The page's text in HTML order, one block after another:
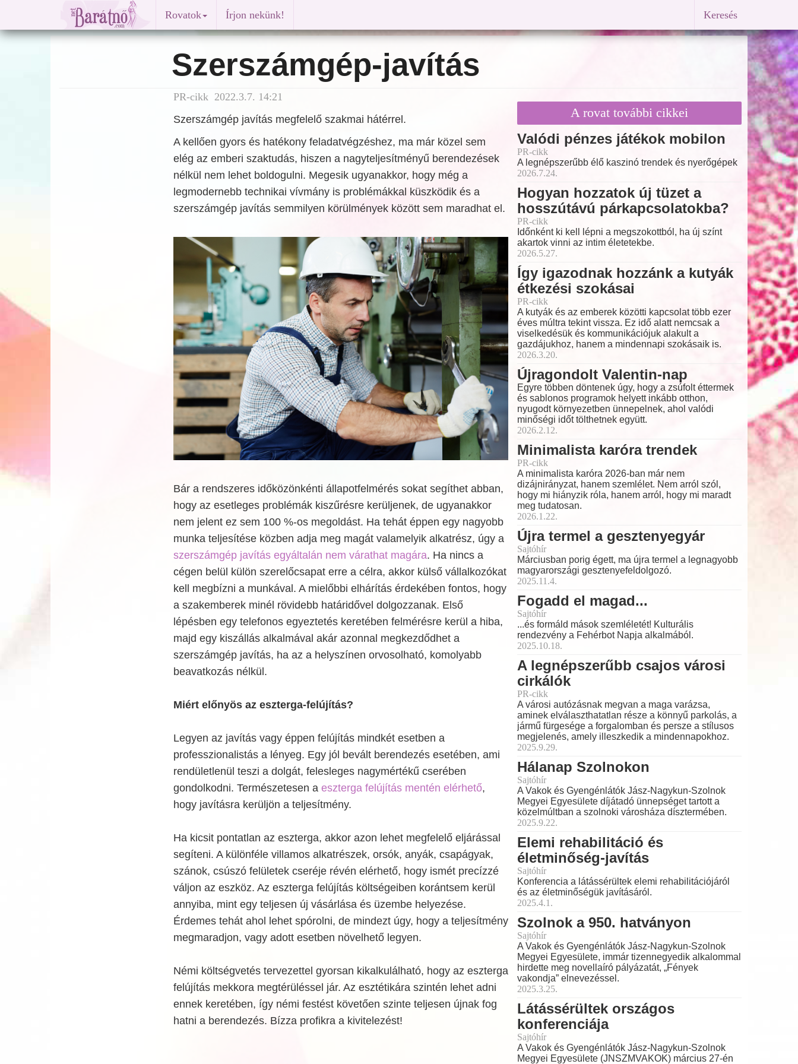
Rovatok Írjon nekünk! Keresés
Szerszámgép-javítás
PR-cikk 2022.3.7. 14:21
Szerszámgép javítás megfelelő szakmai hátérrel.
A kellően gyors és hatékony feladatvégzéshez, ma már közel sem
elég az emberi szaktudás, hiszen a nagyteljesítményű berendezések
nélkül nem lehet boldogulni. Megesik ugyanakkor, hogy még a
legmodernebb technikai vívmány is problémákkal küszködik és a
szerszámgép javítás semmilyen körülmények között sem maradhat el.
Bár a rendszeres időközönkénti állapotfelmérés sokat segíthet abban,
hogy az esetleges problémák kiszűrésre kerüljenek, de ugyanakkor
nem jelent ez sem 100 %-os megoldást. Ha tehát éppen egy nagyobb
munka teljesítése közben adja meg magát valamelyik alkatrész, úgy a
szerszámgép javítás egyáltalán nem várathat magára. Ha nincs a
cégen belül külön szerelőcsapat erre a célra, akkor külső vállalkozókat
kell megbízni a munkával. A mielőbbi elhárítás érdekében fontos, hogy
a szakemberek minél rövidebb határidővel dolgozzanak. Első
lépésben egy telefonos egyeztetés keretében felmérésre kerül a hiba,
majd egy kiszállás alkalmával akár azonnal megkezdődhet a
szerszámgép javítás, ha az a helyszínen orvosolható, komolyabb
beavatkozás nélkül.
Miért előnyös az eszterga-felújítás?
Legyen az javítás vagy éppen felújítás mindkét esetben a
professzionalistás a lényeg. Egy jól bevált berendezés esetében, ami
rendületlenül teszi a dolgát, felesleges nagymértékű cserében
gondolkodni. Természetesen a eszterga felújítás mentén elérhető,
hogy javításra kerüljön a teljesítmény.
Ha kicsit pontatlan az eszterga, akkor azon lehet megfelelő eljárással
segíteni. A különféle villamos alkatrészek, orsók, anyák, csapágyak,
szánok, csúszó felületek cseréje révén elérhető, hogy ismét precízzé
váljon az eszköz. Az eszterga felújítás költségeiben korántsem kerül
annyiba, mint egy teljesen új vásárlása és üzembe helyezése.
Érdemes tehát ahol lehet spórolni, de mindezt úgy, hogy a teljesítmény
megmaradjon, vagy adott esetben növelhető legyen.
Némi költségvetés tervezettel gyorsan kikalkulálható, hogy az eszterga
felújítás mekkora megtérüléssel jár. Az esztétikára szintén lehet adni
ennek keretében, így némi festést követően szinte teljesen újnak fog
hatni a berendezés. Bízza profikra a kivitelezést!
A rovat további cikkei
Valódi pénzes játékok mobilon
PR-cikk
A legnépszerűbb élő kaszinó trendek és nyerőgépek
2026.7.24.
Hogyan hozzatok új tüzet a
hosszútávú párkapcsolatokba?
PR-cikk
Időnként ki kell lépni a megszokottból, ha új színt
akartok vinni az intim életetekbe.
2026.5.27.
Így igazodnak hozzánk a kutyák
étkezési szokásai
PR-cikk
A kutyák és az emberek közötti kapcsolat több ezer
éves múltra tekint vissza. Ez idő alatt nemcsak a
viselkedésük és kommunikációjuk alakult a
gazdájukhoz, hanem a mindennapi szokásaik is.
2026.3.20.
Újragondolt Valentin-nap
Egyre többen döntenek úgy, hogy a zsúfolt éttermek
és sablonos programok helyett inkább otthon,
nyugodt környezetben ünnepelnek, ahol valódi
minőségi időt tölthetnek együtt.
2026.2.12.
Minimalista karóra trendek
PR-cikk
A minimalista karóra 2026-ban már nem
dizájnirányzat, hanem szemlélet. Nem arról szól,
hogy mi hiányzik róla, hanem arról, hogy mi maradt
meg tudatosan.
2026.1.22.
Újra termel a gesztenyegyár
Sajtóhír
Márciusban porig égett, ma újra termel a legnagyobb
magyarországi gesztenyefeldolgozó.
2025.11.4.
Fogadd el magad...
Sajtóhír
...és formáld mások szemléletét! Kulturális
rendezvény a Fehérbot Napja alkalmából.
2025.10.18.
A legnépszerűbb csajos városi
cirkálók
PR-cikk
A városi autózásnak megvan a maga varázsa,
aminek elválaszthatatlan része a könnyű parkolás, a
jármű fürgesége a forgalomban és persze a stílusos
megjelenés, amely illeszkedik a mindennapokhoz.
2025.9.29.
Hálanap Szolnokon
Sajtóhír
A Vakok és Gyengénlátók Jász-Nagykun-Szolnok
Megyei Egyesülete díjátadó ünnepséget tartott a
közelmúltban a szolnoki városháza dísztermében.
2025.9.22.
Elemi rehabilitáció és
életminőség-javítás
Sajtóhír
Konferencia a látássérültek elemi rehabilitációjáról
és az életminőségük javításáról.
2025.4.1.
Szolnok a 950. hatványon
Sajtóhír
A Vakok és Gyengénlátók Jász-Nagykun-Szolnok
Megyei Egyesülete, immár tizennegyedik alkalommal
hirdette meg novellaíró pályázatát, „Fények
vakondja” elnevezéssel.
2025.3.25.
Látássérültek országos
konferenciája
Sajtóhír
A Vakok és Gyengénlátók Jász-Nagykun-Szolnok
Megyei Egyesülete (JNSZMVAKOK) március 27-én